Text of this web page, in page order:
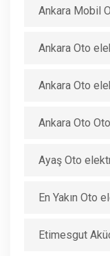
Ankara Mobil
Ankara Oto
Ankara Oto
Ankara Oto
Ayaş Oto
En Yakın Oto
Etimesgut